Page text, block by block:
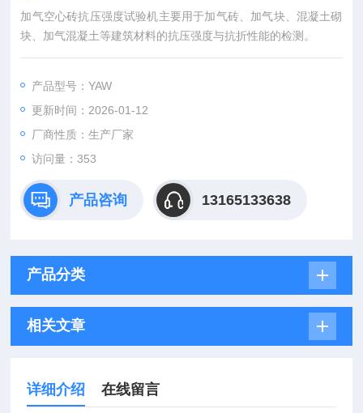
加气空心砖抗压强度试验机主要用于加气砖、加气块、混凝土砌
块、加气混凝土等建筑材料的抗压强度与抗折性能的检测。
产品型号：YAW
更新时间：2026-01-12
厂商性质：生产厂家
访问量：353
产品咨询 13165133638
产品分类
相关文章
详细介绍 在线留言